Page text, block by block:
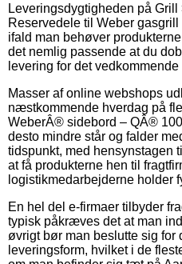
Leveringsdygtigheden på
Reservedele til Weber
ifald man behøver
det nemlig passende at du
levering for det vedkommende
Masser af online webshops
næstkommende hverdag på
WeberÂ® sidebord – QÂ®
desto mindre står og falder
tidspunkt, med hensynstagen
at få produkterne hen til
logistikmedarbejderne holder
En hel del e-firmaer tilbyder
typisk påkræves det at man
øvrigt bør man beslutte sig for
leveringsform, hvilket i de